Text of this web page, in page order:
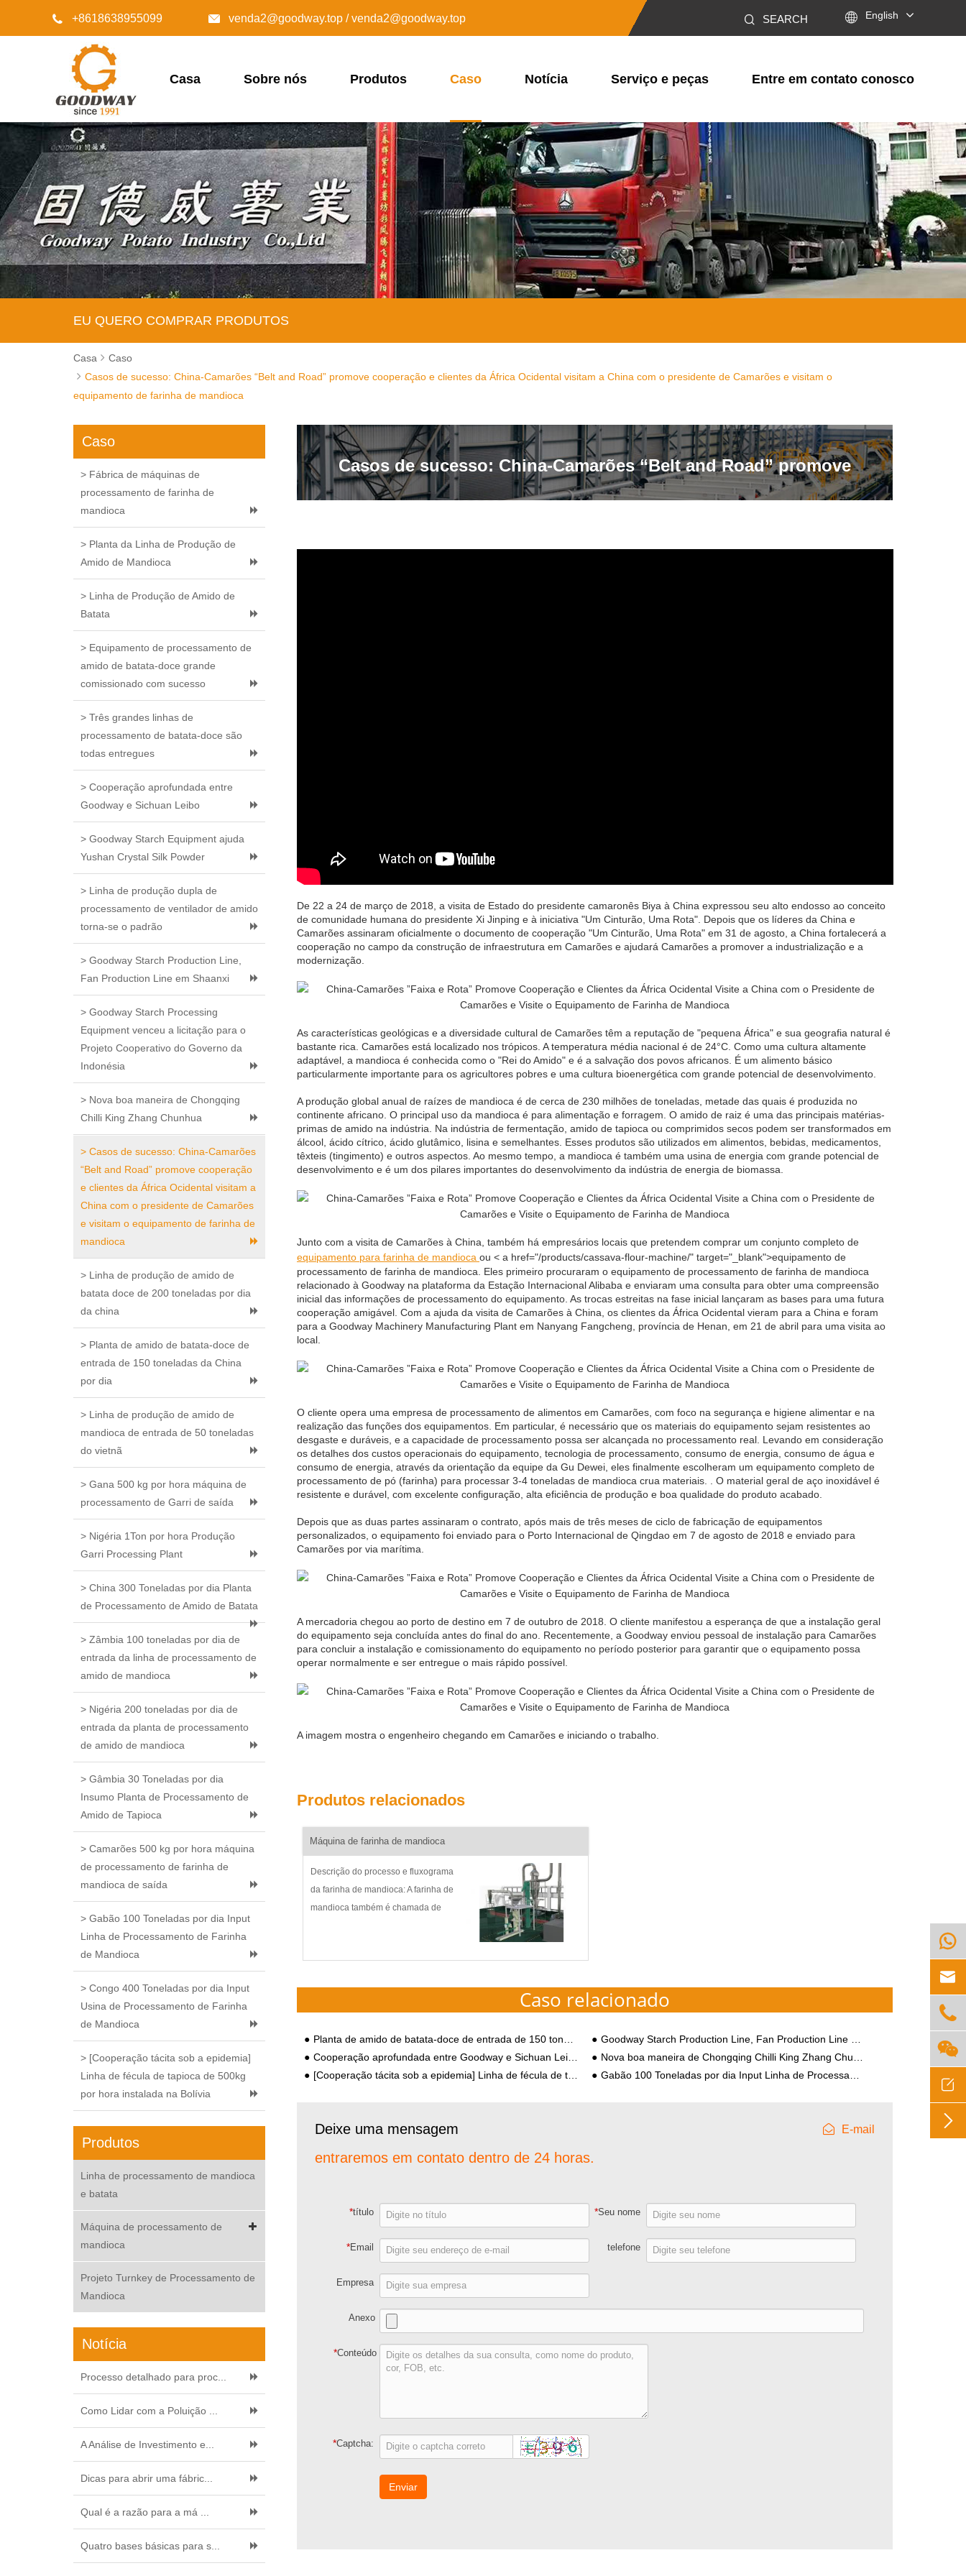
 +8618638955099  venda2@goodway.top / venda2@goodway.top SEARCH  English
Casa Sobre nós Produtos Caso Notícia Serviço e peças Entre em contato conosco
EU QUERO COMPRAR PRODUTOS
Casa
Caso
Casos de sucesso: China-Camarões “Belt and Road” promove cooperação e clientes da África Ocidental visitam a China com o presidente de Camarões e visitam o
equipamento de farinha de mandioca
Caso
> Fábrica de máquinas de
processamento de farinha de
mandioca
> Planta da Linha de Produção de
Amido de Mandioca
> Linha de Produção de Amido de
Batata
> Equipamento de processamento de
amido de batata-doce grande
comissionado com sucesso
> Três grandes linhas de
processamento de batata-doce são
todas entregues
> Cooperação aprofundada entre
Goodway e Sichuan Leibo
> Goodway Starch Equipment ajuda
Yushan Crystal Silk Powder
> Linha de produção dupla de
processamento de ventilador de amido
torna-se o padrão
> Goodway Starch Production Line,
Fan Production Line em Shaanxi
> Goodway Starch Processing
Equipment venceu a licitação para o
Projeto Cooperativo do Governo da
Indonésia
> Nova boa maneira de Chongqing
Chilli King Zhang Chunhua
> Casos de sucesso: China-Camarões
“Belt and Road” promove cooperação
e clientes da África Ocidental visitam a
China com o presidente de Camarões
e visitam o equipamento de farinha de
mandioca
> Linha de produção de amido de
batata doce de 200 toneladas por dia
da china
> Planta de amido de batata-doce de
entrada de 150 toneladas da China
por dia
> Linha de produção de amido de
mandioca de entrada de 50 toneladas
do vietnã
> Gana 500 kg por hora máquina de
processamento de Garri de saída
> Nigéria 1Ton por hora Produção
Garri Processing Plant
> China 300 Toneladas por dia Planta
de Processamento de Amido de Batata
> Zâmbia 100 toneladas por dia de
entrada da linha de processamento de
amido de mandioca
> Nigéria 200 toneladas por dia de
entrada da planta de processamento
de amido de mandioca
> Gâmbia 30 Toneladas por dia
Insumo Planta de Processamento de
Amido de Tapioca
> Camarões 500 kg por hora máquina
de processamento de farinha de
mandioca de saída
> Gabão 100 Toneladas por dia Input
Linha de Processamento de Farinha
de Mandioca
> Congo 400 Toneladas por dia Input
Usina de Processamento de Farinha
de Mandioca
> [Cooperação tácita sob a epidemia]
Linha de fécula de tapioca de 500kg
por hora instalada na Bolívia
Produtos
Linha de processamento de mandioca
e batata
Máquina de processamento de
mandioca
Projeto Turnkey de Processamento de
Mandioca
Notícia
Processo detalhado para proc...
Como Lidar com a Poluição ...
A Análise de Investimento e...
Dicas para abrir uma fábric...
Qual é a razão para a má ...
Quatro bases básicas para s...
Casos de sucesso: China-Camarões “Belt and Road” promove
cooperação e clientes da África Ocidental visitam a China com o
De 22 a 24 de março de 2018, a visita de Estado do presidente camaronês Biya à China expressou seu alto endosso ao conceito
de comunidade humana do presidente Xi Jinping e à iniciativa "Um Cinturão, Uma Rota". Depois que os líderes da China e
Camarões assinaram oficialmente o documento de cooperação "Um Cinturão, Uma Rota" em 31 de agosto, a China fortalecerá a
cooperação no campo da construção de infraestrutura em Camarões e ajudará Camarões a promover a industrialização e a
modernização.
As características geológicas e a diversidade cultural de Camarões têm a reputação de "pequena África" e sua geografia natural é
bastante rica. Camarões está localizado nos trópicos. A temperatura média nacional é de 24°C. Como uma cultura altamente
adaptável, a mandioca é conhecida como o "Rei do Amido" e é a salvação dos povos africanos. É um alimento básico
particularmente importante para os agricultores pobres e uma cultura bioenergética com grande potencial de desenvolvimento.
A produção global anual de raízes de mandioca é de cerca de 230 milhões de toneladas, metade das quais é produzida no
continente africano. O principal uso da mandioca é para alimentação e forragem. O amido de raiz é uma das principais matérias-
primas de amido na indústria. Na indústria de fermentação, amido de tapioca ou comprimidos secos podem ser transformados em
álcool, ácido cítrico, ácido glutâmico, lisina e semelhantes. Esses produtos são utilizados em alimentos, bebidas, medicamentos,
têxteis (tingimento) e outros aspectos. Ao mesmo tempo, a mandioca é também uma usina de energia com grande potencial de
desenvolvimento e é um dos pilares importantes do desenvolvimento da indústria de energia de biomassa.
Junto com a visita de Camarões à China, também há empresários locais que pretendem comprar um conjunto completo de
equipamento para farinha de mandioca ou < a href="/products/cassava-flour-machine/" target="_blank">equipamento de
processamento de farinha de mandioca. Eles primeiro procuraram o equipamento de processamento de farinha de mandioca
relacionado à Goodway na plataforma da Estação Internacional Alibaba e enviaram uma consulta para obter uma compreensão
inicial das informações de processamento do equipamento. As trocas estreitas na fase inicial lançaram as bases para uma futura
cooperação amigável. Com a ajuda da visita de Camarões à China, os clientes da África Ocidental vieram para a China e foram
para a Goodway Machinery Manufacturing Plant em Nanyang Fangcheng, província de Henan, em 21 de abril para uma visita ao
local.
O cliente opera uma empresa de processamento de alimentos em Camarões, com foco na segurança e higiene alimentar e na
realização das funções dos equipamentos. Em particular, é necessário que os materiais do equipamento sejam resistentes ao
desgaste e duráveis, e a capacidade de processamento possa ser alcançada no processamento real. Levando em consideração
os detalhes dos custos operacionais do equipamento, tecnologia de processamento, consumo de energia, consumo de água e
consumo de energia, através da orientação da equipe da Gu Dewei, eles finalmente escolheram um equipamento completo de
processamento de pó (farinha) para processar 3-4 toneladas de mandioca crua materiais. . O material geral de aço inoxidável é
resistente e durável, com excelente configuração, alta eficiência de produção e boa qualidade do produto acabado.
Depois que as duas partes assinaram o contrato, após mais de três meses de ciclo de fabricação de equipamentos
personalizados, o equipamento foi enviado para o Porto Internacional de Qingdao em 7 de agosto de 2018 e enviado para
Camarões por via marítima.
A mercadoria chegou ao porto de destino em 7 de outubro de 2018. O cliente manifestou a esperança de que a instalação geral
do equipamento seja concluída antes do final do ano. Recentemente, a Goodway enviou pessoal de instalação para Camarões
para concluir a instalação e comissionamento do equipamento no período posterior para garantir que o equipamento possa
operar normalmente e ser entregue o mais rápido possível.
A imagem mostra o engenheiro chegando em Camarões e iniciando o trabalho.
Produtos relacionados
Máquina de farinha de mandioca
Descrição do processo e fluxograma
da farinha de mandioca: A farinha de
mandioca também é chamada de
acinzentado. Farinha de mandioca é
Caso relacionado
Planta de amido de batata-doce de entrada de 150 toneladas da China por dia
Goodway Starch Production Line, Fan Production Line em Shaanxi
Cooperação aprofundada entre Goodway e Sichuan Leibo
Nova boa maneira de Chongqing Chilli King Zhang Chunhua
[Cooperação tácita sob a epidemia] Linha de fécula de tapioca de 500kg por hora instalada na Bolívia
Gabão 100 Toneladas por dia Input Linha de Processamento de Farinha de Mandioca
Deixe uma mensagem E-mail
entraremos em contato dentro de 24 horas.
*título *Seu nome
*Email telefone
Empresa
Anexo
*Conteúdo
*Captcha:
Enviar





